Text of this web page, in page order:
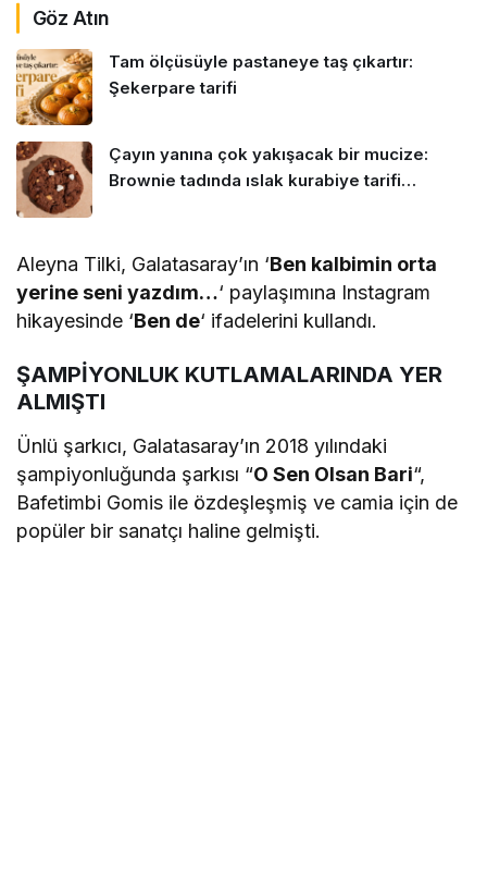
Göz Atın
Tam ölçüsüyle pastaneye taş çıkartır:
Şekerpare tarifi
Çayın yanına çok yakışacak bir mucize:
Brownie tadında ıslak kurabiye tarifi…
Aleyna Tilki, Galatasaray’ın ‘Ben kalbimin orta
yerine seni yazdım…‘ paylaşımına Instagram
hikayesinde ‘Ben de‘ ifadelerini kullandı.
ŞAMPİYONLUK KUTLAMALARINDA YER
ALMIŞTI
Ünlü şarkıcı, Galatasaray’ın 2018 yılındaki
şampiyonluğunda şarkısı “O Sen Olsan Bari“,
Bafetimbi Gomis ile özdeşleşmiş ve camia için de
popüler bir sanatçı haline gelmişti.